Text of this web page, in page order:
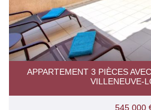
APPARTEMENT 3 PIÈCES
VILLENEUVE-
545 000